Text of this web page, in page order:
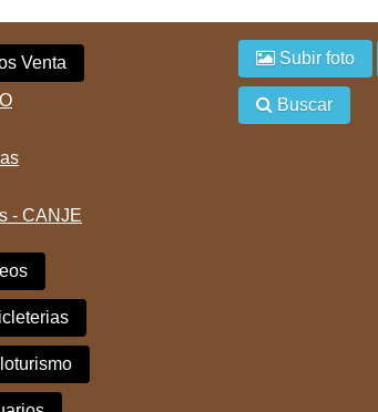
Venta
- CANJE
Subir foto
Buscar